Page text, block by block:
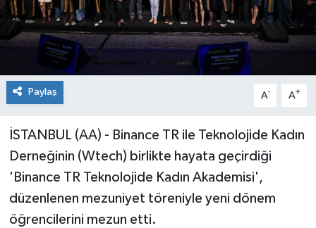
Paylaş A- A+
İSTANBUL (AA) - Binance TR ile Teknolojide Kadın
Derneğinin (Wtech) birlikte hayata geçirdiği
'Binance TR Teknolojide Kadın Akademisi',
düzenlenen mezuniyet töreniyle yeni dönem
öğrencilerini mezun etti.